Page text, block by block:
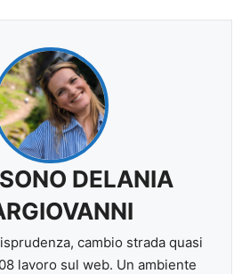
DELANIA
cambio strada quasi
lavoro sul web. Un ambiente